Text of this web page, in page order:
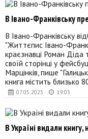
07.05.2023 19:03
В Івано-Франківську
В Івано-Франківську
"Життєпис Івано-
краєзнавці Роман
своїй сторінці у
Марцінків, пише
книга містить близько
В Україні видали